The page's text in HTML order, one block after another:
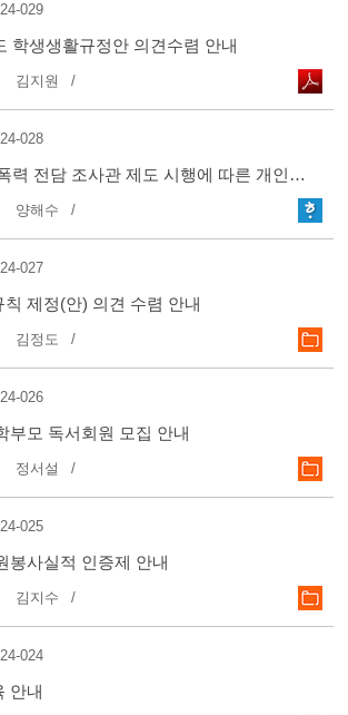
029
학생생활규정안 의견수렴 안내
김지원
028
2024 학교폭력 전담 조사관 제도 시행에 따른 개인정보 동의서
양해수
027
칙 제정(안) 의견 수렴 안내
김정도
026
부모 독서회원 모집 안내
정서설
025
봉사실적 인증제 안내
김지수
024
안내